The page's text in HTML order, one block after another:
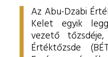
Az Abu-Dzabi
Kelet egyik
vezető
Értéktőzsde